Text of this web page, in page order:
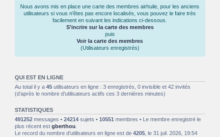
Nous avons mis en place une carte des membres airhuile, pour les anciens
utilisateurs si vous n'êtes pas encore localisés, vous pouvez le faire très
facilement en suivant les indications ci-dessous.
S'incrire sur la carte des membres
puis
Voir la carte des membres
(Utilisateurs enregistrés)
QUI EST EN LIGNE
Au total il y a45 utilisateurs en ligne : 3 enregistrés, 0 invisible et 42 invités
(d’après le nombre d’utilisateurs actifs ces 3 dernières minutes)
STATISTIQUES
491252 messages •24214 sujets •10551 membres • Le membre enregistré le
plus récent estgberthou
Le record du nombre d’utilisateurs en ligne est de4205 , le 31 juil. 2026, 19:54